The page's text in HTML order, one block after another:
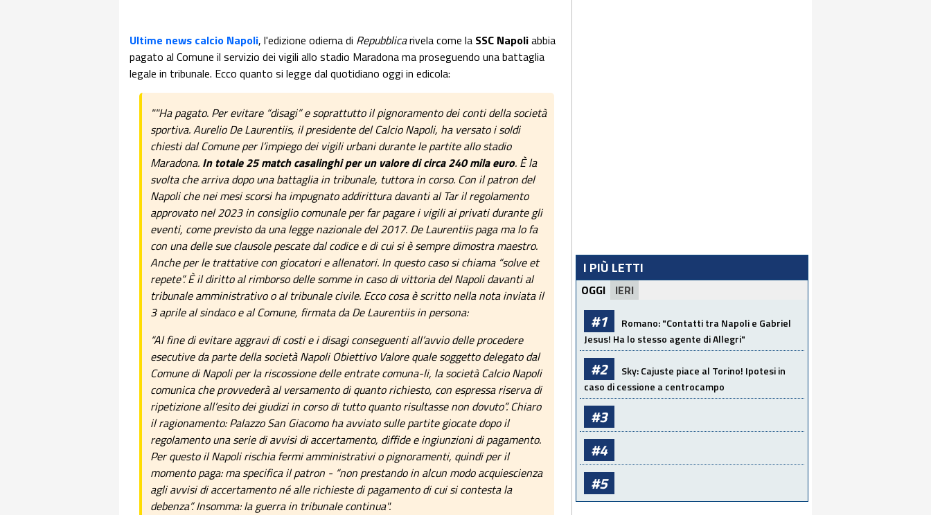
Ultime news calcio Napoli, l'edizione odierna di Repubblicarivela come la SSC Napoliabbia
pagato al Comune il servizio dei vigili allo stadio Maradona ma proseguendo una battaglia
legale in tribunale. Ecco quanto si legge dal quotidiano oggi in edicola:
""Ha pagato. Per evitare “disagi” e soprattutto il pignoramento dei conti della società
sportiva. Aurelio De Laurentiis, il presidente del Calcio Napoli, ha versato i soldi
chiesti dal Comune per l’impiego dei vigili urbani durante le partite allo stadio
Maradona. In totale 25 match casalinghi per un valore di circa 240 mila euro. È la
svolta che arriva dopo una battaglia in tribunale, tuttora in corso. Con il patron del
Napoli che nei mesi scorsi ha impugnato addirittura davanti al Tar il regolamento
approvato nel 2023 in consiglio comunale per far pagare i vigili ai privati durante gli
eventi, come previsto da una legge nazionale del 2017. De Laurentiis paga ma lo fa
con una delle sue clausole pescate dal codice e di cui si è sempre dimostra maestro.
Anche per le trattative con giocatori e allenatori. In questo caso si chiama “solve et
repete”. È il diritto al rimborso delle somme in caso di vittoria del Napoli davanti al
tribunale amministrativo o al tribunale civile. Ecco cosa è scritto nella nota inviata il
3 aprile al sindaco e al Comune, firmata da De Laurentiis in persona:
“Al fine di evitare aggravi di costi e i disagi conseguenti all’avvio delle procedere
esecutive da parte della società Napoli Obiettivo Valore quale soggetto delegato dal
Comune di Napoli per la riscossione delle entrate comuna-li, la società Calcio Napoli
comunica che provvederà al versamento di quanto richiesto, con espressa riserva di
ripetizione all’esito dei giudizi in corso di tutto quanto risultasse non dovuto”. Chiaro
il ragionamento: Palazzo San Giacomo ha avviato sulle partite giocate dopo il
regolamento una serie di avvisi di accertamento, diffide e ingiunzioni di pagamento.
Per questo il Napoli rischia fermi amministrativi o pignoramenti, quindi per il
momento paga: ma specifica il patron - “non prestando in alcun modo acquiescienza
agli avvisi di accertamento né alle richieste di pagamento di cui si contesta la
debenza”. Insomma: la guerra in tribunale continua".
I PIÙ LETTI
OGGI IERI
#1
Romano: "Contatti tra Napoli e Gabriel
Jesus! Ha lo stesso agente di Allegri"
#2
Sky: Cajuste piace al Torino! Ipotesi in
caso di cessione a centrocampo
#3
#4
#5